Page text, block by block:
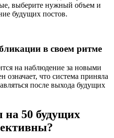
выберите нужный объем и
будущих постов.
в своем ритме
на наблюдение за новыми
означает, что система приняла
после выхода будущих
50 будущих